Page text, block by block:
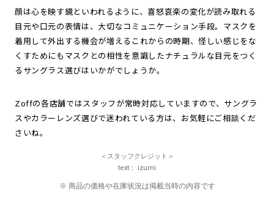
顔は心を映す鏡といわれるように、喜怒哀楽の変化が読み取れる
目元や口元の表情は、大切なコミュニケーション手段。マスクを
着用して外出する機会が増えるこれからの時期、怪しい感じをな
くすためにもマスクとの相性を意識したナチュラルな目元をつく
るサングラス選びはいかがでしょうか。
Zoffの各店舗ではスタッフが常時対応していますので、サングラ
スやカラーレンズ選びで迷われている方は、お気軽にご相談くだ
さいね。
スタッフクレジット
text
izumi
※ 商品の価格や在庫状況は掲載当時の内容です